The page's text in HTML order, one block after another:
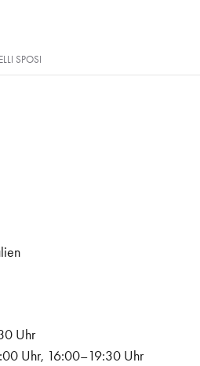
SPOSI
Uhr
Uhr, 16:00–19:30 Uhr